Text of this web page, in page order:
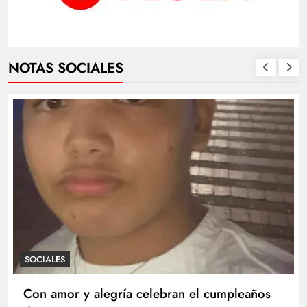
NOTAS SOCIALES
SOCIALES
Con amor y alegría celebran el cumpleaños